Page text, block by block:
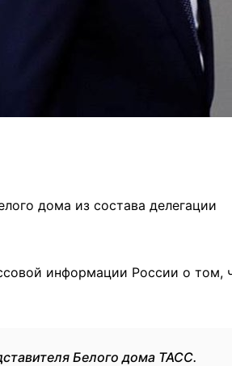
дома из состава делегации
информации России о том,
Белого дома ТАСС.